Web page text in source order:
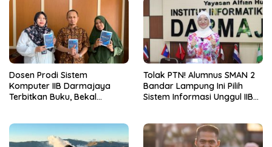
Dosen Prodi Sistem
Komputer IIB Darmajaya
Terbitkan Buku, Bekal
Tolak PTN! Alumnus SMAN 2
Bandar Lampung Ini Pilih
Sistem Informasi Unggul IIB